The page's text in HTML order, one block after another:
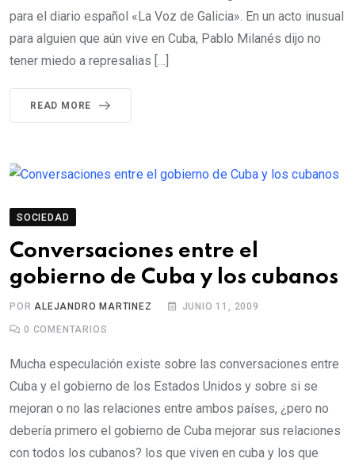
para el diario español «La Voz de Galicia». En un acto inusual
para alguien que aún vive en Cuba, Pablo Milanés dijo no
tener miedo a represalias […]
READ MORE
SOCIEDAD
Conversaciones entre el
gobierno de Cuba y los cubanos
POR ALEJANDRO MARTINEZ JUNIO 11, 2009
0 COMENTARIOS
Mucha especulación existe sobre las conversaciones entre
Cuba y el gobierno de los Estados Unidos y sobre si se
mejoran o no las relaciones entre ambos países, ¿pero no
debería primero el gobierno de Cuba mejorar sus relaciones
con todos los cubanos? los que viven en cuba y los que